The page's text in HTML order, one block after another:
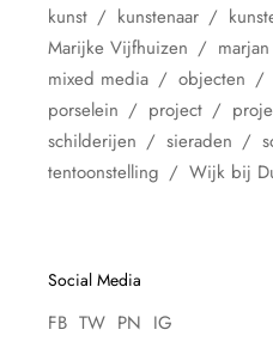
kunst
kunstenaar
Marijke Vijfhuizen
mixed media
objecten
porselein
project
schilderijen
sieraden
tentoonstelling
Wijk bij
Social Media
FB TW PN IG